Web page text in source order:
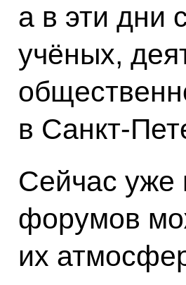
а в эти дни
учёных,
в Санкт-
Сейчас уже
форумов
их